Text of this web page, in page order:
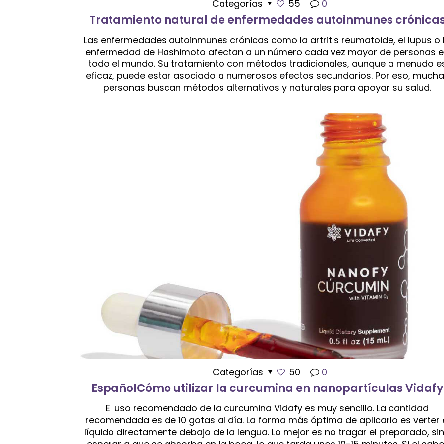
Categorías 55 0
Tratamiento natural de enfermedades autoinmunes
Las enfermedades autoinmunes crónicas como la artritis reumatoide, el lupus o
enfermedad de Hashimoto afectan a un número cada vez mayor de personas
todo el mundo. Su tratamiento con métodos tradicionales, aunque a menudo
eficaz, puede estar asociado a numerosos efectos secundarios. Por eso,
personas buscan métodos alternativos y naturales para apoyar su salud.
Categorías 50 0
EspañolCómo utilizar la curcumina en nanopartículas Vidafy
El uso recomendado de la curcumina Vidafy es muy sencillo. La cantidad
recomendada es de 10 gotas al día. La forma más óptima de aplicarlo es verter
líquido directamente debajo de la lengua. Lo mejor es no tragar el preparado,